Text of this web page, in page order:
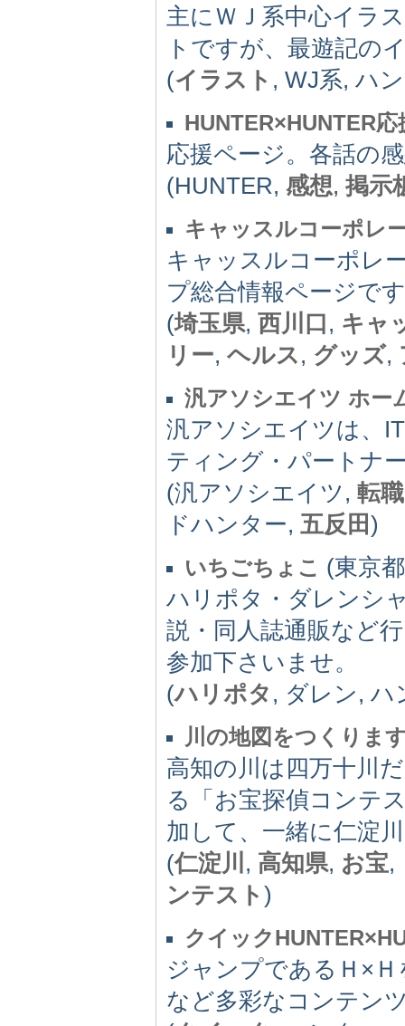
主にＷＪ系中心イラ
トですが、最遊記の
(イラスト , WJ系, ハ
HUNTER×HUNTER
応援ページ。各話の
(HUNTER, 感想, 掲示
キャッスルコーポレ
キャッスルコーポレ
プ総合情報ページで
(埼玉県, 西川口, キャ
リー, ヘルス, グッズ,
汎アソシエイツ ホー
汎アソシエイツは、
ティング・パートナ
(汎アソシエイツ, 転職
ドハンター, 五反田 )
いちごちょこ (東京
ハリポタ・ダレンシ
説・同人誌通販など
参加下さいませ。
(ハリポタ , ダレン,
川の地図をつくりま
高知の川は四万十川
る「お宝探偵コンテ
加して、一緒に仁淀
(仁淀川 , 高知県, お宝,
ンテスト )
クイック
ジャンプであるＨ×
など多彩なコンテン